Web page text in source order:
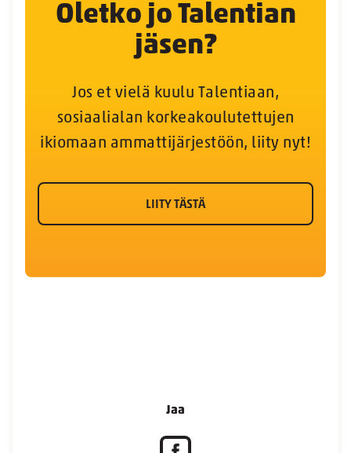
Oletko jo Talentian
jäsen?
Jos et vielä kuulu Talentiaan,
sosiaalialan korkeakoulutettujen
ikiomaan ammattijärjestöön, liity nyt!
LIITY TÄSTÄ
Jaa